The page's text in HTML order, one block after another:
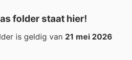
folder staat hier!
is geldig van 21 mei 2026